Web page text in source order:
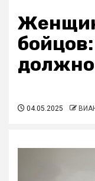
должно
04.05.2025